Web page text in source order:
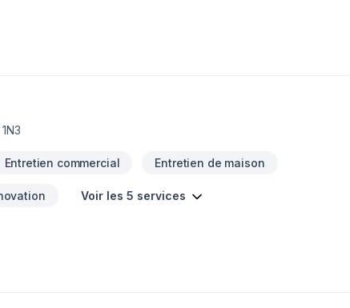
Entretien commercial Entretien de maison
Voir les 5 services